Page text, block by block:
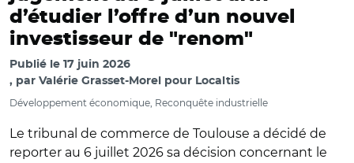
d’étudier l’offre d’un nouvel
investisseur de "renom"
Publié le 17 juin 2026
par Valérie Grasset-Morel pour Localtis
Développement économique, Reconquête industrielle
Le tribunal de commerce de Toulouse a décidé de
reporter au 6 juillet 2026 sa décision concernant le